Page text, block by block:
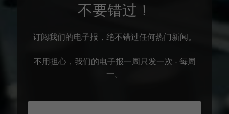
不要错过！
订阅我们的电子报，绝不错过任何热门新闻。
不用担心，我们的电子报一周只发一次 - 每周
一。